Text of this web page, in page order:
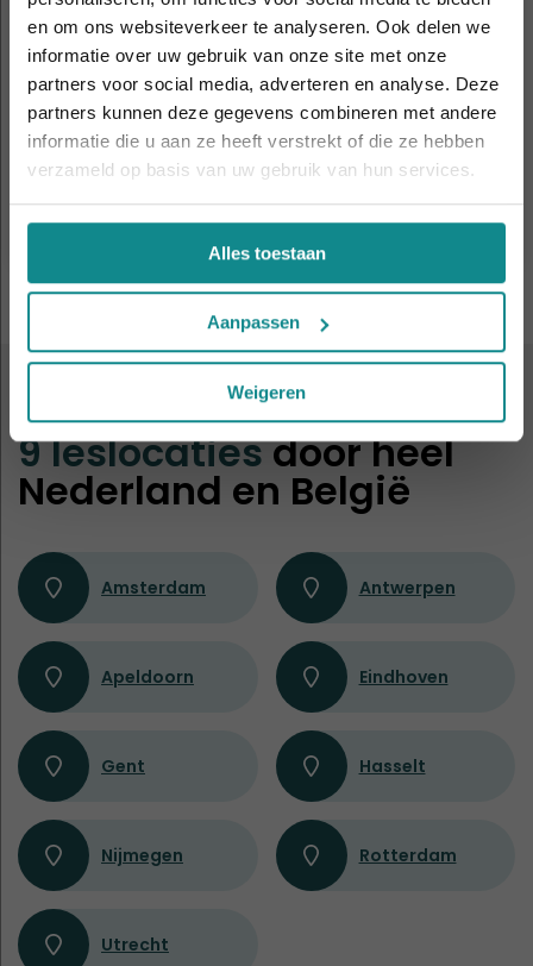
en om ons websiteverkeer te analyseren. Ook delen we
informatie over uw gebruik van onze site met onze
partners voor social media, adverteren en analyse. Deze
partners kunnen deze gegevens combineren met andere
informatie die u aan ze heeft verstrekt of die ze hebben
verzameld op basis van uw gebruik van hun services.
Alles toestaan
Aanpassen
Weigeren
Schoonheidsspecialist(e)
Duur
18 - 26 dagen
Prijs
v.a. € 1.859
Meer informatie
ALTIJD IN DE BUURT
9 leslocatiesdoor heel
Nederland en België
Amsterdam Antwerpen
Apeldoorn Eindhoven
Gent Hasselt
Nijmegen Rotterdam
Utrecht
De hittegolf houdt aan... onze actie ook! 10%
korting verlengd t.e.m. 7 augustus 2026.
Sluiten